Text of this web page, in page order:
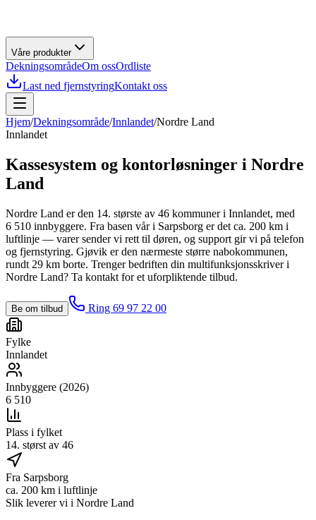
Våre produkter
DekningsområdeOm ossOrdliste
Last ned fjernstyringKontakt oss
Hjem/Dekningsområde/Innlandet/Nordre Land
Innlandet
Kassesystem og kontorløsninger i Nordre
Land
Nordre Land er den 14. største av 46 kommuner i Innlandet, med
6 510 innbyggere. Fra basen vår i Sarpsborg er det ca. 200 km i
luftlinje — varer sender vi rett til døren, og support gir vi på telefon
og fjernstyring. Gjøvik er den nærmeste større nabokommunen,
rundt 29 km borte. Trenger bedriften din multifunksjonsskriver i
Nordre Land? Ta kontakt for et uforpliktende tilbud.
Be om tilbud Ring 69 97 22 00
Fylke
Innlandet
Innbyggere (2026)
6 510
Plass i fylket
14. størst av 46
Fra Sarpsborg
ca. 200 km i luftlinje
Slik leverer vi i Nordre Land